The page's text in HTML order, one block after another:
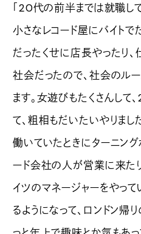
「20代の前半までは就職し
小さなレコード屋にバイトで
だったくせに店長やったり
社会だったので、社会のル
ます。女遊びもたくさんして
て、粗相もだいたいやりまし
働いていたときにターニング
ード会社の人が営業に来た
イツのマネージャーをやっ
るようになって、ロンドン帰